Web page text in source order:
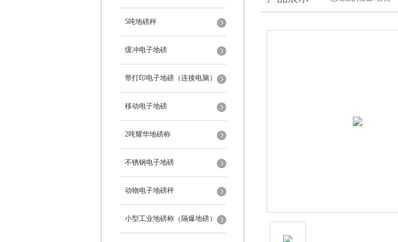
5吨地磅秤
缓冲电子地磅
带打印电子地磅（连接电脑）
移动电子地磅
2吨耀华地磅称
不锈钢电子地磅
动物电子地磅秤
小型工业地磅称（隔爆地磅）